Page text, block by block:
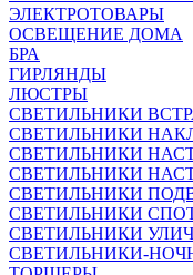
ЭЛЕКТРОТОВАРЫ
ОСВЕЩЕНИЕ ДОМА
БРА
ГИРЛЯНДЫ
ЛЮСТРЫ
СВЕТИЛЬНИКИ
СВЕТИЛЬНИКИ
СВЕТИЛЬНИКИ
СВЕТИЛЬНИКИ
СВЕТИЛЬНИКИ
СВЕТИЛЬНИКИ
СВЕТИЛЬНИКИ
СВЕТИЛЬНИКИ-